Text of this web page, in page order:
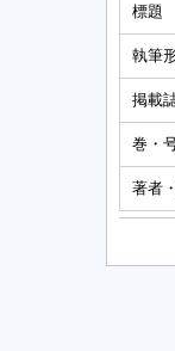
標題
執筆
掲載
巻・
著者